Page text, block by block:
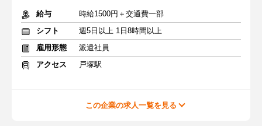
給与
時給1500円＋交通費一部
シフト
週5日以上 1日8時間以上
雇用形態
派遣社員
アクセス
戸塚駅
この企業の求人一覧を見る